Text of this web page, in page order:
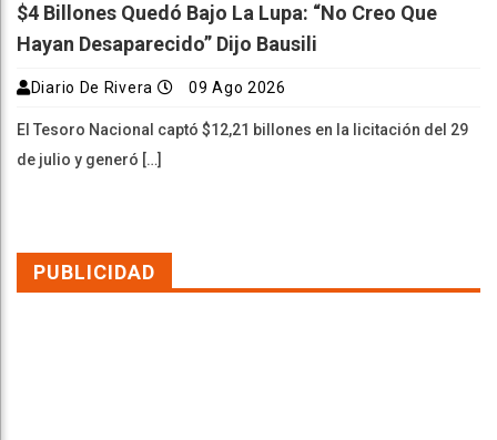
$4 Billones Quedó Bajo La Lupa: “No Creo Que
Hayan Desaparecido” Dijo Bausili
Diario De Rivera 09 Ago 2026
El Tesoro Nacional captó $12,21 billones en la licitación del 29
de julio y generó […]
PUBLICIDAD